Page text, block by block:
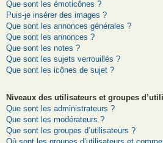
Que sont les émoticônes ?
Puis-je insérer des images ?
Que sont les annonces générales ?
Que sont les annonces ?
Que sont les notes ?
Que sont les sujets verrouillés ?
Que sont les icônes de sujet ?
Niveaux des utilisateurs et groupes
Que sont les administrateurs ?
Que sont les modérateurs ?
Que sont les groupes d’utilisateurs ?